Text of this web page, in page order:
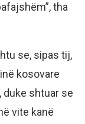
tha
se, sipas tij,
kosovare
duke shtuar se
vite kanë